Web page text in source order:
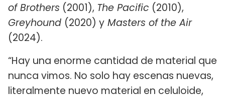
of Brothers (2001), The Pacific (2010),
Greyhound (2020) y Masters of the Air
(2024).
“Hay una enorme cantidad de material que
nunca vimos. No solo hay escenas nuevas,
literalmente nuevo material en celuloide,